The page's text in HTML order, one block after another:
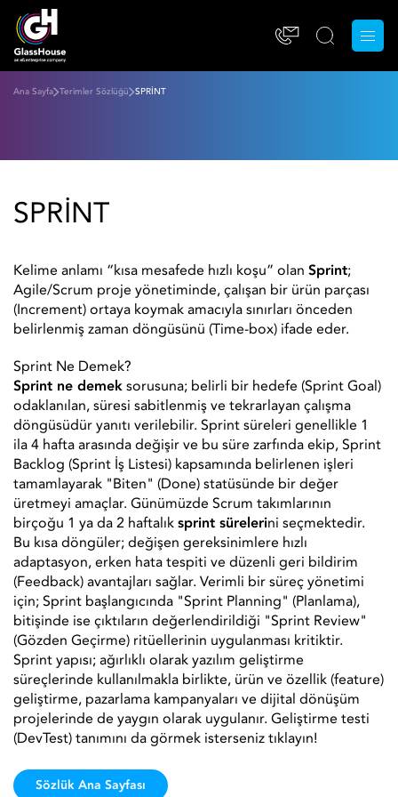
Ana Sayfa Terimler Sözlüğü SPRİNT
SPRİNT
Kelime anlamı “kısa mesafede hızlı koşu” olan Sprint;
Agile/Scrum proje yönetiminde, çalışan bir ürün parçası
(Increment) ortaya koymak amacıyla sınırları önceden
belirlenmiş zaman döngüsünü (Time-box) ifade eder.
Sprint Ne Demek?
Sprint ne demek sorusuna; belirli bir hedefe (Sprint Goal)
odaklanılan, süresi sabitlenmiş ve tekrarlayan çalışma
döngüsüdür yanıtı verilebilir. Sprint süreleri genellikle 1
ila 4 hafta arasında değişir ve bu süre zarfında ekip, Sprint
Backlog (Sprint İş Listesi) kapsamında belirlenen işleri
tamamlayarak "Biten" (Done) statüsünde bir değer
üretmeyi amaçlar. Günümüzde Scrum takımlarının
birçoğu 1 ya da 2 haftalık sprint sürelerini seçmektedir.
Bu kısa döngüler; değişen gereksinimlere hızlı
adaptasyon, erken hata tespiti ve düzenli geri bildirim
(Feedback) avantajları sağlar. Verimli bir süreç yönetimi
için; Sprint başlangıcında "Sprint Planning" (Planlama),
bitişinde ise çıktıların değerlendirildiği "Sprint Review"
(Gözden Geçirme) ritüellerinin uygulanması kritiktir.
Sprint yapısı; ağırlıklı olarak yazılım geliştirme
süreçlerinde kullanılmakla birlikte, ürün ve özellik (feature)
geliştirme, pazarlama kampanyaları ve dijital dönüşüm
projelerinde de yaygın olarak uygulanır. Geliştirme testi
(DevTest) tanımını da görmek isterseniz tıklayın!
Sözlük Ana Sayfası